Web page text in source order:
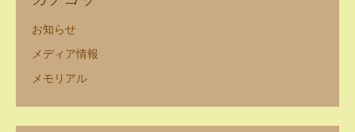
お知らせ
メディア情報
メモリアル